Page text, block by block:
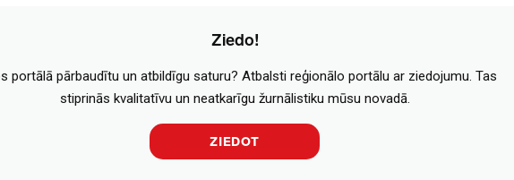
Ziedo!
portālā pārbaudītu un atbildīgu saturu? Atbalsti reģionālo portālu ar ziedojumu. Tas
stiprinās kvalitatīvu un neatkarīgu žurnālistiku mūsu novadā.
ZIEDOT